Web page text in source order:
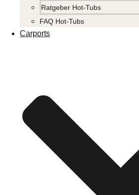
Ratgeber Hot-Tubs
FAQ Hot-Tubs
Carports